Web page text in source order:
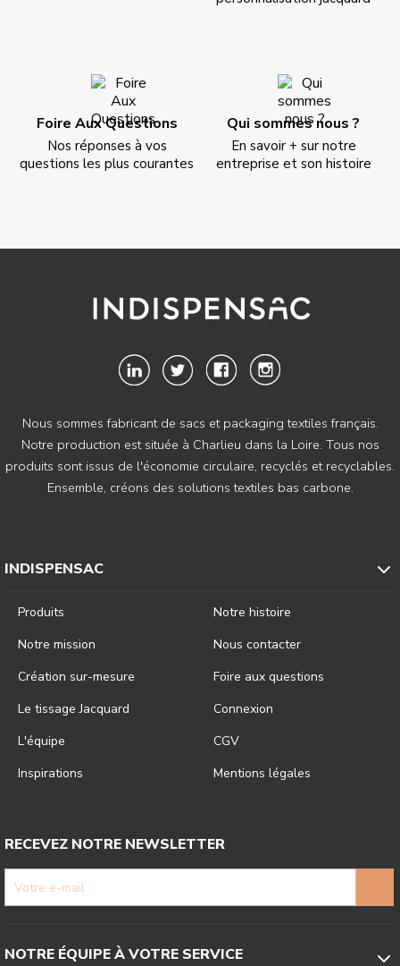
Foire Aux Questions
Nos réponses à vos
questions les plus courantes
Qui sommes nous ?
En savoir + sur notre
entreprise et son histoire
Nous sommes fabricant de sacs et packaging textiles français.
Notre production est située à Charlieu dans la Loire. Tous nos
produits sont issus de l'économie circulaire, recyclés et recyclables.
Ensemble, créons des solutions textiles bas carbone.
INDISPENSAC
Produits
Notre mission
Création sur-mesure
Le tissage Jacquard
L'équipe
Inspirations
Notre histoire
Nous contacter
Foire aux questions
Connexion
CGV
Mentions légales
RECEVEZ NOTRE NEWSLETTER
NOTRE ÉQUIPE À VOTRE SERVICE